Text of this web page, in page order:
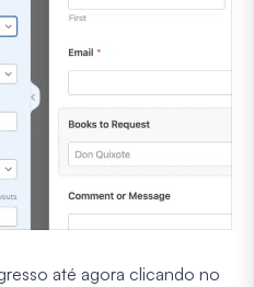
até agora clicando no